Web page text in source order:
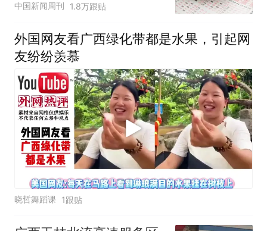
中国新闻周刊 1.8万跟贴
外国网友看广西绿化带都是水果，引起网
友纷纷羡慕
晓哲舞蹈课 1跟贴